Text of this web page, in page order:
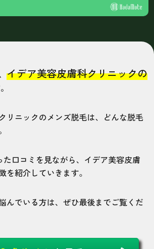
イデア美容皮膚科クリニックの
リニックのメンズ脱毛は、どんな脱毛
口コミを見ながら、イデア美容皮膚
を紹介していきます。
んでいる方は、ぜひ最後までご覧くだ